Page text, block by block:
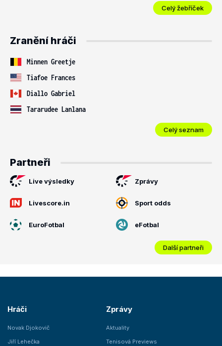
Celý žebříček
Zranění hráči
Minnen Greetje
Tiafoe Frances
Diallo Gabriel
Tararudee Lanlana
Celý seznam
Partneři
Live výsledky Zprávy
Livescore.in Sport odds
EuroFotbal eFotbal
Další partneři
Hráči
Novak Djokovič
Jiří Lehečka
Zprávy
Aktuality
Tenisová Previews